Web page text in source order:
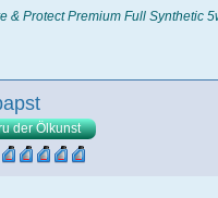
& Protect Premium Full Synthetic
der Ölkunst